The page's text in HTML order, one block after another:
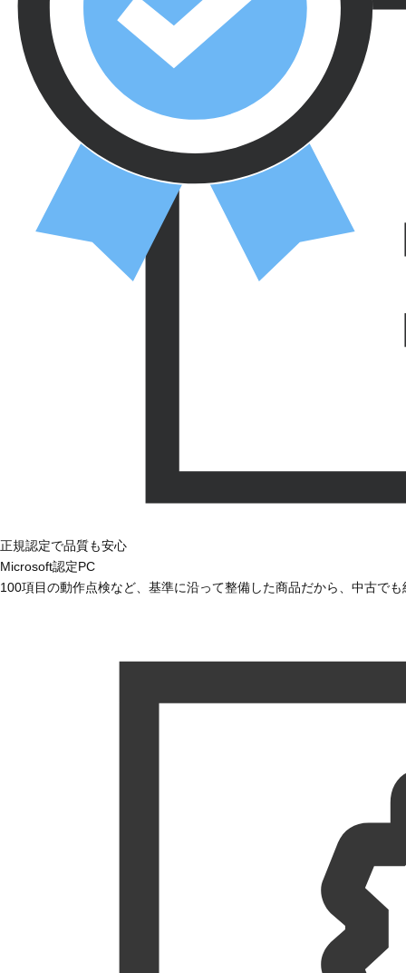
正規認定で品質も安心
Microsoft認定PC
100項目の動作点検など、基準に沿って整備した商品だから、中古で